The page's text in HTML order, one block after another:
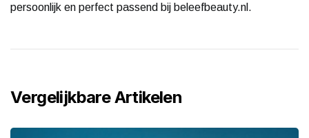
persoonlijk en perfect passend bij beleefbeauty.nl.
Vergelijkbare Artikelen